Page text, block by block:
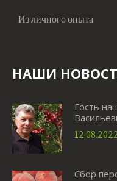
Из личного опыта
НАШИ
Гость
Сбор